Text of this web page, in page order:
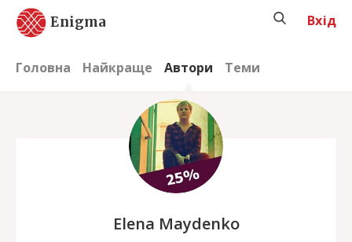
Enigma
Головна Найкраще Автори Теми
Вхід
Elena Maydenko